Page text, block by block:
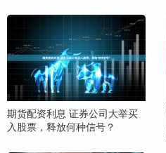
期货配资利息 证券公司大举买
入股票，释放何种信号？